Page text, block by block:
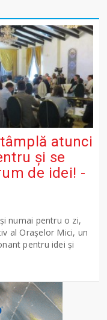
atunci
și se
de idei! -
numai pentru o zi,
al Orașelor Mici, un
pentru idei și